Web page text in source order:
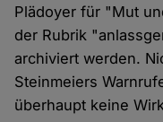
Plädoyer für "Mut
der Rubrik
archiviert werden.
Steinmeiers
überhaupt keine